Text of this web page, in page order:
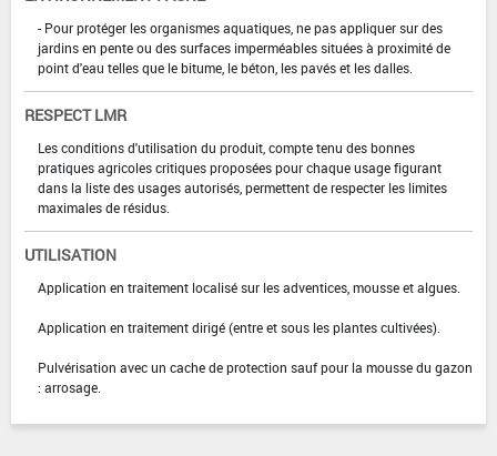
- Pour protéger les organismes aquatiques, ne pas appliquer sur des
jardins en pente ou des surfaces imperméables situées à proximité de
point d'eau telles que le bitume, le béton, les pavés et les dalles.
RESPECT LMR
Les conditions d'utilisation du produit, compte tenu des bonnes
pratiques agricoles critiques proposées pour chaque usage figurant
dans la liste des usages autorisés, permettent de respecter les limites
maximales de résidus.
UTILISATION
Application en traitement localisé sur les adventices, mousse et algues.
Application en traitement dirigé (entre et sous les plantes cultivées).
Pulvérisation avec un cache de protection sauf pour la mousse du gazon
: arrosage.